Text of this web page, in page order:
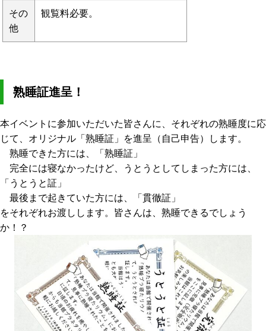
その
他
観覧料必要。
熟睡証進呈！
本イベントに参加いただいた皆さんに、それぞれの熟睡度に応
じて、オリジナル「熟睡証」を進呈（自己申告）します。
熟睡できた方には、「熟睡証」
完全には寝なかったけど、うとうとしてしまった方には、
「うとうと証」
最後まで起きていた方には、「貫徹証」
をそれぞれお渡しします。皆さんは、熟睡できるでしょう
か！？